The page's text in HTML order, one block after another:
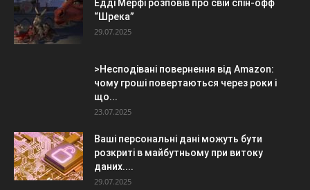
Едді Мерфі розповів про свій спін-офф
“Шрека”
29.07.2025
>Несподівані повернення від Amazon:
чому гроші повертаються через роки і
що...
23.07.2025
Ваші персональні дані можуть бути
розкриті в майбутньому при витоку
даних....
29.07.2025